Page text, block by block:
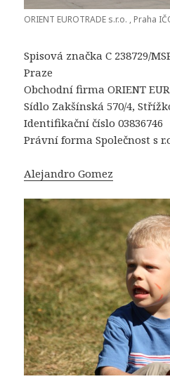
ORIENT EUROTRADE s.r.o. , Praha
Spisová značka C 238729/
Praze
Obchodní firma ORIENT
Sídlo Zakšínská 570/4,
Identifikační číslo 03836746
Právní forma Společnost s
Alejandro Gomez